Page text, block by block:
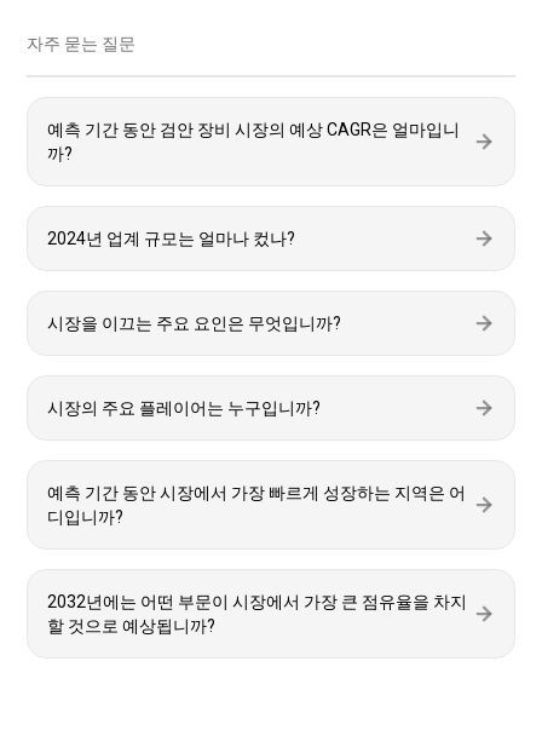
자주 묻는 질문
예측 기간 동안 검안 장비 시장의 예상 CAGR은 얼마입니
까?
2024년 업계 규모는 얼마나 컸나?
시장을 이끄는 주요 요인은 무엇입니까?
시장의 주요 플레이어는 누구입니까?
예측 기간 동안 시장에서 가장 빠르게 성장하는 지역은 어
디입니까?
2032년에는 어떤 부문이 시장에서 가장 큰 점유율을 차지
할 것으로 예상됩니까?